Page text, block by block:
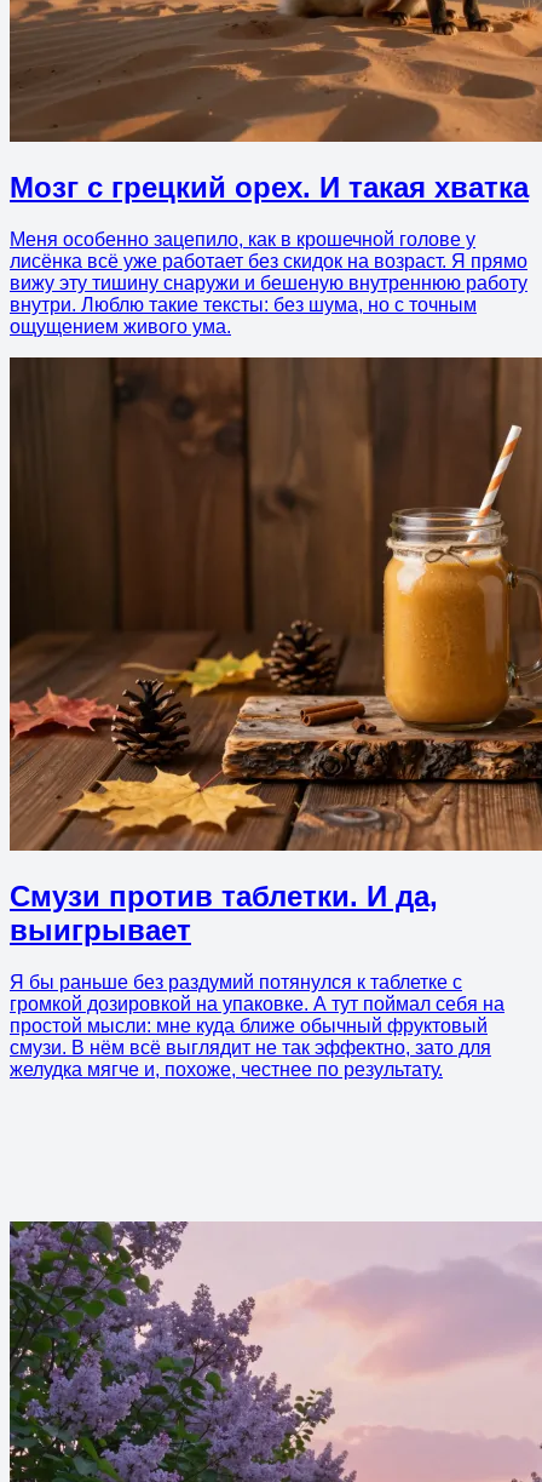
Мозг с грецкий орех. И такая хватка
Меня особенно зацепило, как в крошечной голове у
лисёнка всё уже работает без скидок на возраст. Я прямо
вижу эту тишину снаружи и бешеную внутреннюю работу
внутри. Люблю такие тексты: без шума, но с точным
ощущением живого ума.
Смузи против таблетки. И да,
выигрывает
Я бы раньше без раздумий потянулся к таблетке с
громкой дозировкой на упаковке. А тут поймал себя на
простой мысли: мне куда ближе обычный фруктовый
смузи. В нём всё выглядит не так эффектно, зато для
желудка мягче и, похоже, честнее по результату.